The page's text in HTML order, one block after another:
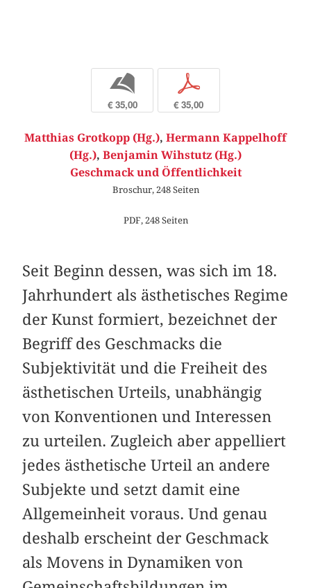
b
€ 35,00
p
€ 35,00
Matthias Grotkopp (Hg.), Hermann Kappelhoff
(Hg.), Benjamin Wihstutz (Hg.)
Geschmack und Öffentlichkeit
Broschur, 248 Seiten
PDF, 248 Seiten
Seit Beginn dessen, was sich im 18.
Jahrhundert als ästhetisches Regime
der Kunst formiert, bezeichnet der
Begriff des Geschmacks die
Subjektivität und die Freiheit des
ästhetischen Urteils, unabhängig
von Konventionen und Interessen
zu urteilen. Zugleich aber appelliert
jedes ästhetische Urteil an andere
Subjekte und setzt damit eine
Allgemeinheit voraus. Und genau
deshalb erscheint der Geschmack
als Movens in Dynamiken von